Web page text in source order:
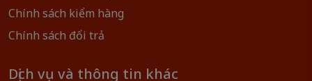
Chính sách kiểm hàng
Chính sách đổi trả
Dịch vụ và thông tin khác